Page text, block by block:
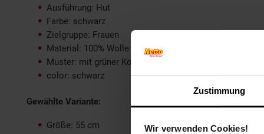
Zustimmung
Wir verwenden Cookies!
Ausführung: Hut
Farbe: schwarz
Zielgruppe: Frauen
Material: 100% Wolle
Muster: mit grüner Kordel und Feder
color: schwarz
Gewählte Variante:
Größe: 55 cm